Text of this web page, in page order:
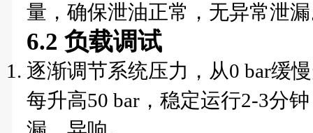
量，确保泄油正常，无异常泄
6.2 负载调试
逐渐调节系统压力，从0 bar缓
每升高50 bar，稳定运行2-3分